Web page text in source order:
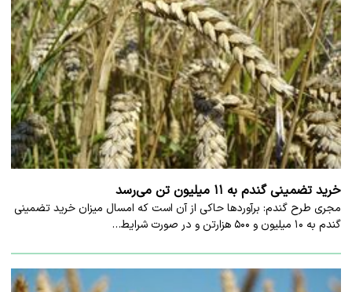
خرید تضمینی گندم به ۱۱ میلیون تن می‌رسد
مجری طرح گندم: برآورد‌ها حاکی از آن است که امسال میزان خرید تضمینی
گندم به ۱۰ میلیون و ۵۰۰ هزارتن و در صورت شرایط…